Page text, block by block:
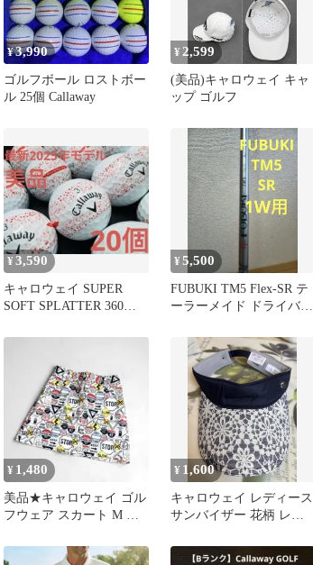
¥3,990
ゴルフボール ロストボー
ル 25個 Callaway
¥ 2,599
(美品)キャロウェイ キャ
ップ ゴルフ
¥3,590
キャロウェイ SUPER
SOFT SPLATTER 360
¥5,500
FUBUKI TM5 Flex-SR テ
ーラーメイド ドライバー
¥ 1,480
美品★キャロウェイ ゴル
フウェア スカート M 総
¥ 1,600
キャロウェイ レディース
サンバイザー 花柄 レー